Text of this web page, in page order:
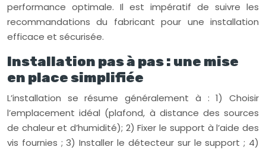
performance optimale. Il est impératif de suivre les
recommandations du fabricant pour une installation
efficace et sécurisée.
Installation pas à pas : une mise
en place simplifiée
L’installation se résume généralement à : 1) Choisir
l’emplacement idéal (plafond, à distance des sources
de chaleur et d’humidité); 2) Fixer le support à l’aide des
vis fournies ; 3) Installer le détecteur sur le support ; 4)